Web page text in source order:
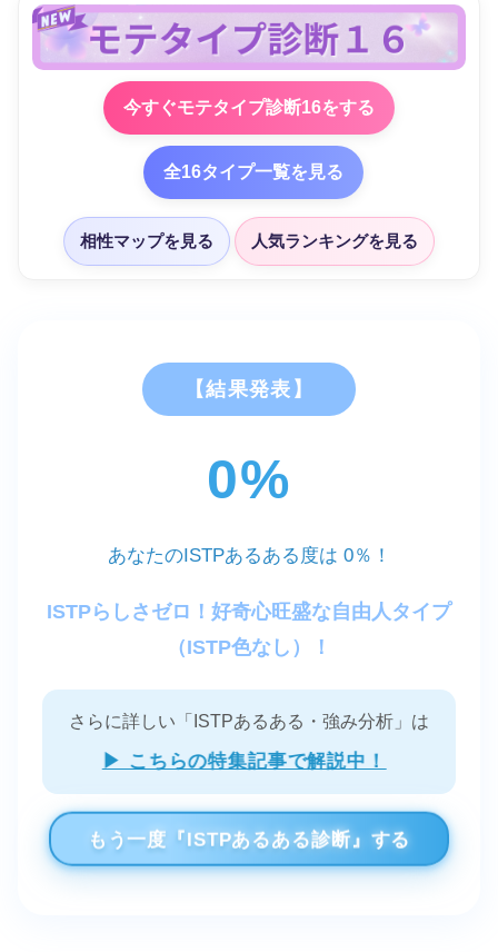
今すぐモテタイプ診断16をする
全16タイプ一覧を見る
相性マップを見る 人気ランキングを見る
【結果発表】
0%
あなたのISTPあるある度は 0％！
ISTPらしさゼロ！好奇心旺盛な自由人タイプ
（ISTP色なし）！
さらに詳しい「ISTPあるある・強み分析」は
▶ こちらの特集記事で解説中！
もう一度『ISTPあるある診断』する